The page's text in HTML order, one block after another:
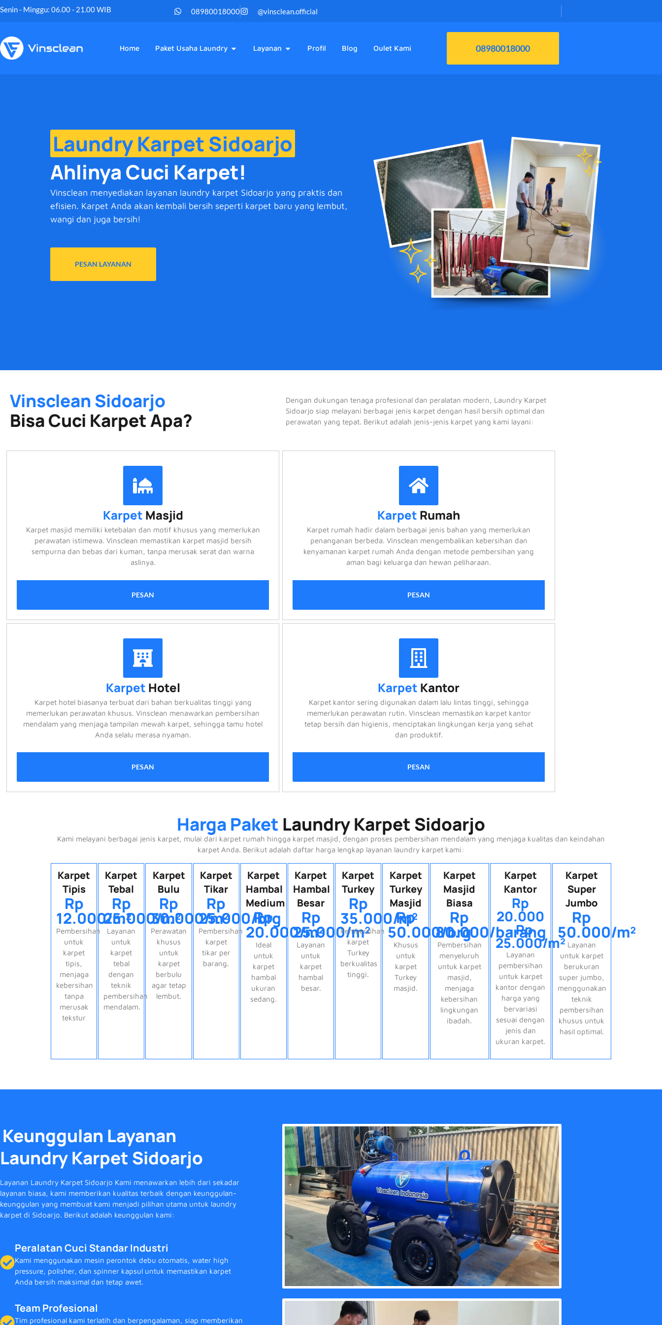
Senin - Minggu: 06.00 - 21.00 WIB 08980018000 @vinsclean.official
Home Paket Usaha Laundry Layanan Profil Blog Oulet Kami 08980018000
Laundry Karpet Sidoarjo
Ahlinya Cuci Karpet!
Vinsclean menyediakan layanan laundry karpet Sidoarjo yang praktis dan
efisien. Karpet Anda akan kembali bersih seperti karpet baru yang lembut,
wangi dan juga bersih!
PESAN LAYANAN
Vinsclean Sidoarjo
Bisa Cuci Karpet Apa?
Dengan dukungan tenaga profesional dan peralatan modern, Laundry Karpet
Sidoarjo siap melayani berbagai jenis karpet dengan hasil bersih optimal dan
perawatan yang tepat. Berikut adalah jenis-jenis karpet yang kami layani:
Karpet Masjid
Karpet masjid memiliki ketebalan dan motif khusus yang memerlukan
perawatan istimewa. Vinsclean memastikan karpet masjid bersih
sempurna dan bebas dari kuman, tanpa merusak serat dan warna
aslinya.
PESAN
Karpet Rumah
Karpet rumah hadir dalam berbagai jenis bahan yang memerlukan
penanganan berbeda. Vinsclean mengembalikan kebersihan dan
kenyamanan karpet rumah Anda dengan metode pembersihan yang
aman bagi keluarga dan hewan peliharaan.
PESAN
Karpet Hotel
Karpet hotel biasanya terbuat dari bahan berkualitas tinggi yang
memerlukan perawatan khusus. Vinsclean menawarkan pembersihan
mendalam yang menjaga tampilan mewah karpet, sehingga tamu hotel
Anda selalu merasa nyaman.
PESAN
Karpet Kantor
Karpet kantor sering digunakan dalam lalu lintas tinggi, sehingga
memerlukan perawatan rutin. Vinsclean memastikan karpet kantor
tetap bersih dan higienis, menciptakan lingkungan kerja yang sehat
dan produktif.
PESAN
Harga Paket Laundry Karpet Sidoarjo
Kami melayani berbagai jenis karpet, mulai dari karpet rumah hingga karpet masjid, dengan proses pembersihan mendalam yang menjaga kualitas dan keindahan
karpet Anda. Berikut adalah daftar harga lengkap layanan laundry karpet kami:
Karpet
Tipis
Rp
12.000/m²
Pembersihan
untuk
karpet
tipis,
menjaga
kebersihan
tanpa
merusak
tekstur
Karpet
Tebal
Rp
25.000/m²
Layanan
untuk
karpet
tebal
dengan
teknik
pembersihan
mendalam.
Karpet
Bulu
Rp
30.000/m²
Perawatan
khusus
untuk
karpet
berbulu
agar tetap
lembut.
Karpet
Tikar
Rp
25.000/brg
Pembersihan
karpet
tikar per
barang.
Karpet
Hambal
Medium
Rp
20.000/m²
Ideal
untuk
karpet
hambal
ukuran
sedang.
Karpet
Hambal
Besar
Rp
25.000/m²
Layanan
untuk
karpet
hambal
besar.
Karpet
Turkey
Rp
35.000/m²
Pembersihan
karpet
Turkey
berkualitas
tinggi.
Karpet
Turkey
Masjid
Rp
50.000/brg
Khusus
untuk
karpet
Turkey
masjid.
Karpet
Masjid
Biasa
Rp
80.000/barang
Pembersihan
menyeluruh
untuk karpet
masjid,
menjaga
kebersihan
lingkungan
ibadah.
Karpet
Kantor
Rp
20.000
- Rp
25.000/m²
Layanan
pembersihan
untuk karpet
kantor dengan
harga yang
bervariasi
sesuai dengan
jenis dan
ukuran karpet.
Karpet
Super
Jumbo
Rp
50.000/m²
Layanan
untuk karpet
berukuran
super jumbo,
menggunakan
teknik
pembersihan
khusus untuk
hasil optimal.
Keunggulan Layanan
Laundry Karpet Sidoarjo
Layanan Laundry Karpet Sidoarjo Kami menawarkan lebih dari sekadar
layanan biasa, kami memberikan kualitas terbaik dengan keunggulan-
keunggulan yang membuat kami menjadi pilihan utama untuk laundry
karpet di Sidoarjo. Berikut adalah keunggulan kami:
Peralatan Cuci Standar Industri
Kami menggunakan mesin perontok debu otomatis, water high
pressure, polisher, dan spinner kapsul untuk memastikan karpet
Anda bersih maksimal dan tetap awet.
Team Profesional
Tim profesional kami terlatih dan berpengalaman, siap memberikan